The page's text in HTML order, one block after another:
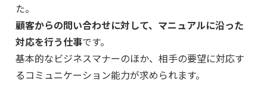
た。
顧客からの問い合わせに対して、マニュアルに沿った
対応を行う仕事です。
基本的なビジネスマナーのほか、相手の要望に対応す
るコミュニケーション能力が求められます。